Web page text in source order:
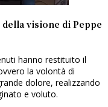
visione di Peppe
hanno restituito il
la volontà di
dolore, realizzando
e voluto.